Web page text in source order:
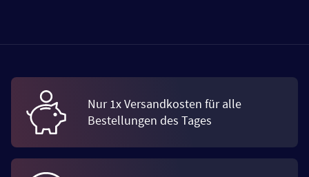
Nur 1x Versandkosten für alle
Bestellungen des Tages